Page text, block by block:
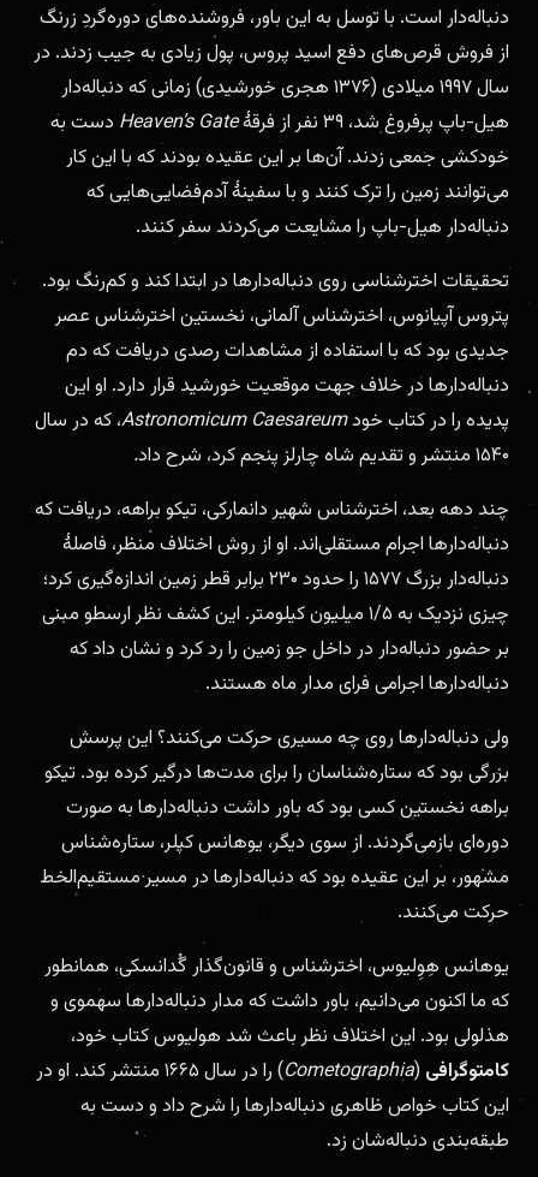
دنباله‌دار است. با توسل به این باور، فروشنده‌های دوره‌گردِ زرنگ
از فروش قرص‌های دفع اسید پروس، پول زیادی به جیب زدند. در
سال ۱۹۹۷ میلادی (۱۳۷۶ هجری خورشیدی) زمانی که دنباله‌دار
هیل-باپ پرفروغ شد، ۳۹ نفر از فرقهٔ
Heaven’s Gate دست به
خودکشی جمعی زدند. آن‌ها بر این عقیده بودند که با این کار
می‌توانند زمین را ترک کنند و با سفینهٔ آدم‌فضایی‌هایی که
دنباله‌دار هیل-باپ را مشایعت می‌کردند سفر کنند.
تحقیقات اخترشناسی روی دنباله‌دارها در ابتدا کند و کم‌رنگ بود.
پتروس آپیانوس، اخترشناس آلمانی، نخستین اخترشناس عصر
جدیدی بود که با استفاده از مشاهدات رصدی دریافت که دم
دنباله‌دارها در خلاف جهت موقعیت خورشید قرار دارد. او این
پدیده را در کتاب خودAstronomicum Caesareum، که در سال
۱۵۴۰ منتشر و تقدیم شاه چارلز پنجم کرد، شرح داد
.
چند دهه بعد، اخترشناس شهیر دانمارکی، تیکو براهه، دریافت که
دنباله‌دارها اجرام مستقلی‌اند. او از روش اختلاف منظر، فاصلهٔ
دنباله‌دار بزرگ ۱۵۷۷ را حدود ۲۳۰ برابر قطر زمین اندازه‌گیری کرد؛
چیزی نزدیک به ۱/۵ میلیون کیلومتر. این کشف نظر ارسطو مبنی
بر حضور دنباله‌دار در داخل جو زمین را رد کرد و نشان داد که
دنباله‌دارها اجرامی فرای مدار ماه هستند.
ولی دنباله‌دارها روی چه مسیری حرکت می‌کنند؟ این پرسش
بزرگی بود که ستاره‌شناسان را برای مدت‌ها درگیر کرده بود. تیکو
براهه نخستین کسی بود که باور داشت دنباله‌دارها به صورت
دوره‌ای بازمی‌گردند. از سوی دیگر، یوهانس کپلر، ستاره‌شناس
مشهور، بر این عقیده بود که دنباله‌دارها در مسیر مستقیم‌الخط
حرکت می‌کنند.
یوهانس هِوِلیوس، اخترشناس و قانون‌گذار گُدانسکی، همانطور
که ما اکنون می‌دانیم، باور داشت که مدار دنباله‌دارها سهموی و
هذلولی بود. این اختلاف نظر باعث شد هولیوس کتاب خود،
کامتوگرافی (
Cometographia
) را در سال ۱۶۶۵ منتشر کند. او در
این کتاب خواص ظاهری دنباله‌دارها را شرح داد و دست به
طبقه‌بندی دنباله‌شان زد.